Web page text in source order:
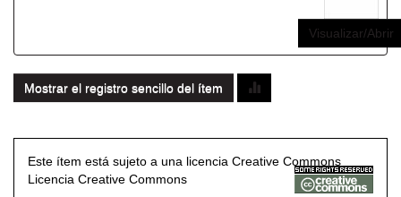
Visualizar/Abrir
Mostrar el registro sencillo del ítem
Este ítem está sujeto a una licencia Creative Commons
Licencia Creative Commons